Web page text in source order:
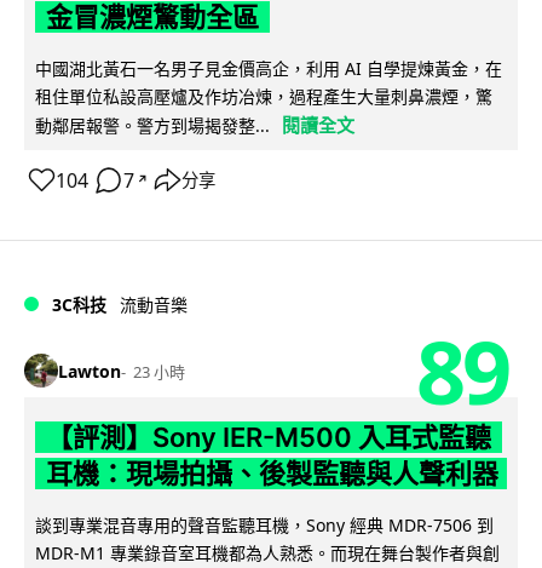
金冒濃煙驚動全區
中國湖北黃石一名男子見金價高企，利用 AI 自學提煉黃金，在
租住單位私設高壓爐及作坊冶煉，過程產生大量刺鼻濃煙，驚
動鄰居報警。警方到場揭發整...
閱讀全文
104 7 ↗ 分享
3C科技 流動音樂
Lawton 23 小時 89
【評測】Sony IER-M500 入耳式監聽
耳機：現場拍攝、後製監聽與人聲利器
談到專業混音專用的聲音監聽耳機，Sony 經典 MDR-7506 到
MDR-M1 專業錄音室耳機都為人熟悉。而現在舞台製作者與創